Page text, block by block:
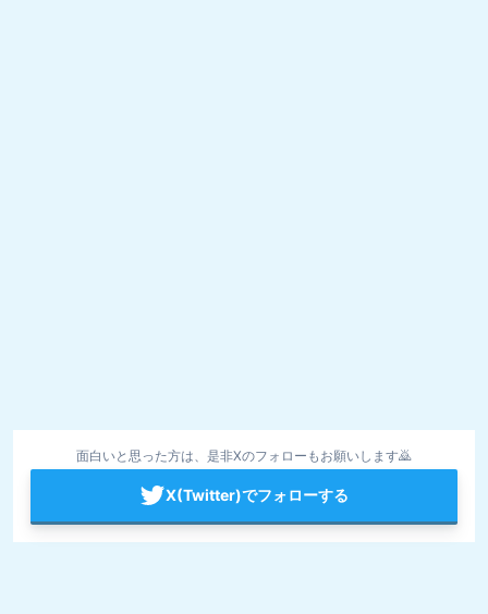
面白いと思った方は、是非Xのフォローもお願いします🙇
X(Twitter)でフォローする